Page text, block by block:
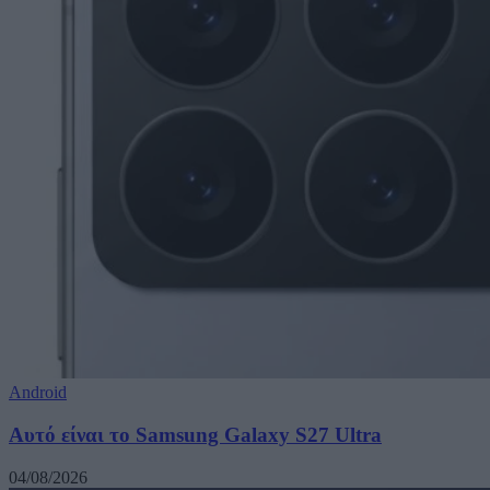
Android
Αυτό είναι το Samsung Galaxy S27 Ultra
04/08/2026